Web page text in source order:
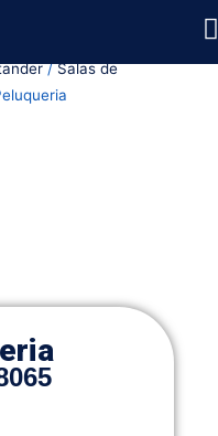
/Salas de